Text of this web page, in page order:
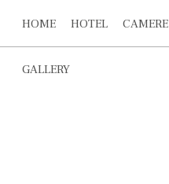
HOME HOTEL CAMERE
GALLERY